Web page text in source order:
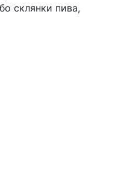
склянки пива,